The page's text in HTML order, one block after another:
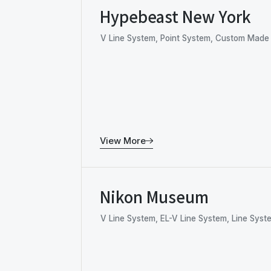
Hypebeast New York
V Line System, Point System, Custom Made
View More
Nikon Museum
V Line System, EL-V Line System, Line